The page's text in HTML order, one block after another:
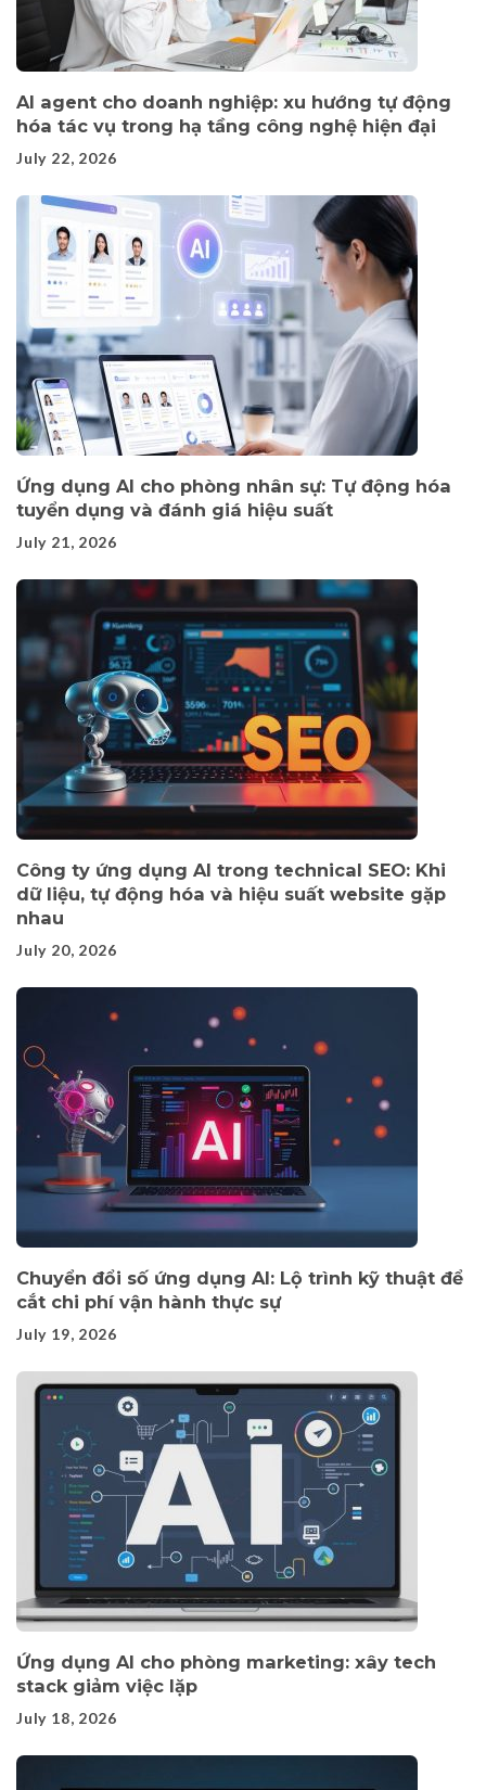
AI agent cho doanh nghiệp: xu hướng tự động
hóa tác vụ trong hạ tầng công nghệ hiện đại
July 22, 2026
Ứng dụng AI cho phòng nhân sự: Tự động hóa
tuyển dụng và đánh giá hiệu suất
July 21, 2026
Công ty ứng dụng AI trong technical SEO: Khi
dữ liệu, tự động hóa và hiệu suất website gặp
nhau
July 20, 2026
Chuyển đổi số ứng dụng AI: Lộ trình kỹ thuật để
cắt chi phí vận hành thực sự
July 19, 2026
Ứng dụng AI cho phòng marketing: xây tech
stack giảm việc lặp
July 18, 2026